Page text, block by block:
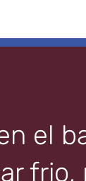
el
frio,